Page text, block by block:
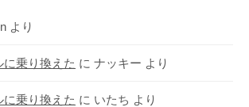
より
乗り換えた に ナッキー より
乗り換えた に いたち より